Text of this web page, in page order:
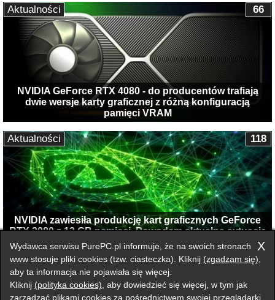
NVIDIA GeForce RTX 4080 - do producentów trafiają
dwie wersje karty graficznej z różną konfiguracją
pamięci VRAM
66
Aktualności
NVIDIA zawiesiła produkcję kart graficznych GeForce
RTX 3080 z 12 GB pamięci. Powodem aktualna sytuacja
na rynku
118
Aktualności
Przełącz na wersję klasyczną strony
Zgłoś błąd na stronie
X
Wydawca serwisu PurePC.pl informuje, że na swoich stronach
www stosuje pliki cookies (tzw. ciasteczka). Kliknij (zgadzam się)
aby ta informacja nie pojawiała się więcej.
Kliknij (polityka cookies) , aby dowiedzieć się więcej, w tym jak
zarządzać plikami cookies za pośrednictwem swojej przeglądarki